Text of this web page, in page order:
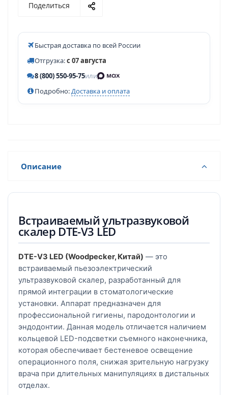
Поделиться
Быстрая доставка по всей России
Отгрузка:с 07 августа
8 (800) 550-95-75или
Подробно:Доставка и оплата
Описание
Встраиваемый ультразвуковой
скалер DTE-V3 LED
DTE-V3 LED (Woodpecker, Китай) — это
встраиваемый пьезоэлектрический
ультразвуковой скалер, разработанный для
прямой интеграции в стоматологические
установки. Аппарат предназначен для
профессиональной гигиены, пародонтологии и
эндодонтии. Данная модель отличается наличием
кольцевой LED-подсветки съемного наконечника,
которая обеспечивает бестеневое освещение
операционного поля, снижая зрительную нагрузку
врача при длительных манипуляциях в дистальных
отделах.